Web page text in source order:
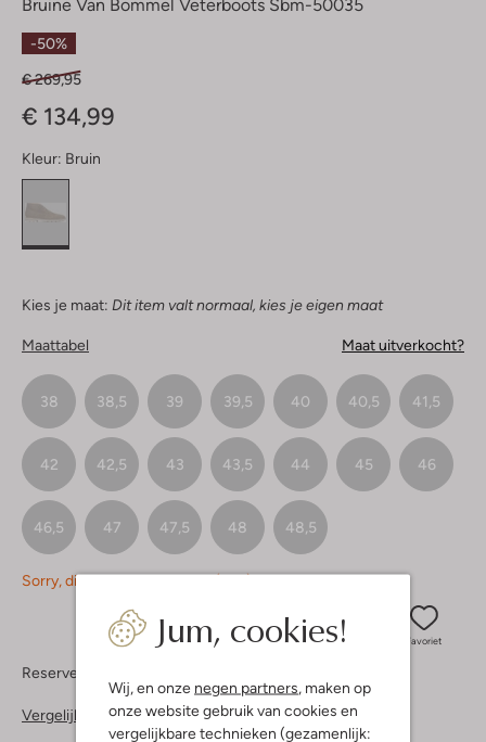
Jum, cookies!
Wij, en onze negen partners , maken op
onze website gebruik van cookies en
vergelijkbare technieken (gezamenlijk:
Bruine Van Bommel Veterboots Sbm-50035
-50%
€ 269,95
€ 134,99
Kleur: Bruin
Kies je maat: Dit item valt normaal, kies je eigen maat
Maattabel Maat uitverkocht?
38 38,5 39 39,5 40 40,5 41,5
42 42,5 43 43,5 44 45 46
46,5 47 47,5 48 48,5
Sorry, dit item is momenteel (nog) niet beschikbaar.
Favoriet
Reserveer direct in een van onze 37 boutiques
Vergelijkbare items